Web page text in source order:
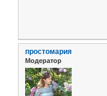
простомария
Модератор